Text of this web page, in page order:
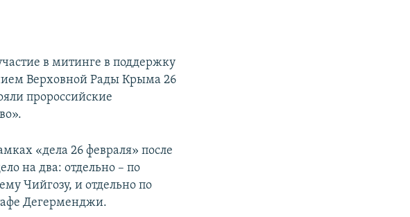
в митинге в поддержку
Верховной Рады Крыма 26
пророссийские
«дела 26 февраля» после
на два: отдельно – по
Чийгозу, и отдельно по
Дегерменджи.